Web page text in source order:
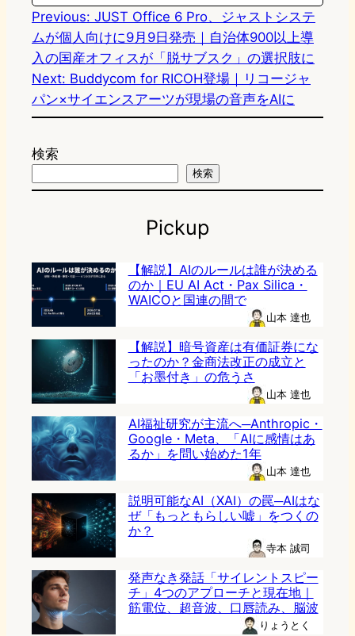
Previous: JUST Office 6 Pro、ジャストシステ
ムが個人向けに9月9日発売｜自治体900以上導
入の国産オフィスが「脱サブスク」の選択肢に
Next: Buddycom for RICOH登場｜リコージャ
パン×サイエンスアーツが現場の音声をAIに
検索
検索
Pickup
【解説】AIのルールは誰が決める
のか｜EU AI Act・Pax Silica・
WAICOと国連の間で
山本 達也
【解説】暗号資産は有価証券にな
ったのか？金商法改正の成立と
「お墨付き」の危うさ
山本 達也
AI福祉研究が主流へ─Anthropic・
Google・Meta、「AIに感情はあ
るか」を問い始めた1年
山本 達也
説明可能なAI（XAI）の罠─AIはな
ぜ「もっともらしい嘘」をつくの
か？
寺本 誠司
発声なき発話「サイレントスピー
チ」4つのアプローチと現在地｜
筋電位、超音波、口唇読み、脳波
りょうとく